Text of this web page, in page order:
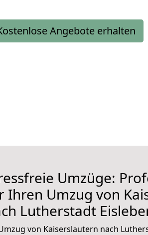
Angebote erhalten
Umzüge:
Ihren Umzug von
Lutherstadt
von Kaiserslautern nach